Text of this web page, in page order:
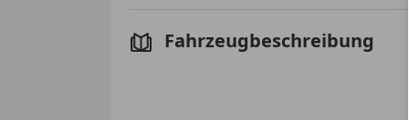
Fahrzeugbeschreibung